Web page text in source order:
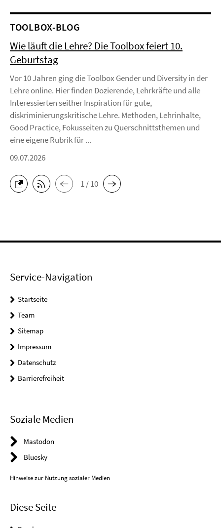
TOOLBOX-BLOG
Wie läuft die Lehre? Die Toolbox feiert 10.
Geburtstag
Vor 10 Jahren ging die Toolbox Gender und Diversity in der
Lehre online. Hier finden Dozierende, Lehrkräfte und alle
Interessierten seither Inspiration für gute,
diskriminierungskritische Lehre. Methoden, Lehrinhalte,
Good Practice, Fokusseiten zu Querschnittsthemen und
eine eigene Rubrik für ...
09.07.2026
1 / 10
Service-Navigation
Startseite
Team
Sitemap
Impressum
Datenschutz
Barrierefreiheit
Soziale Medien
Mastodon
Bluesky
Hinweise zur Nutzung sozialer Medien
Diese Seite